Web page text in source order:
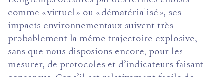
comme « virtuel » ou « dématérialisé », ses
impacts environnementaux suivent très
probablement la même trajectoire explosive,
sans que nous disposions encore, pour les
mesurer, de protocoles et d’indicateurs faisant